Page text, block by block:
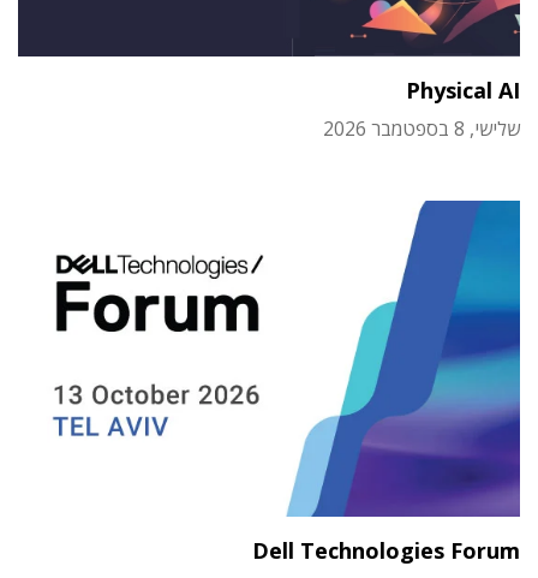
Physical AI
שלישי, 8 בספטמבר 2026
Dell Technologies Forum